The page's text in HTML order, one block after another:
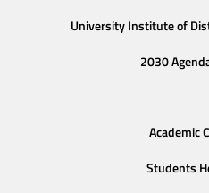
University Institute of
2030
Academic
Students